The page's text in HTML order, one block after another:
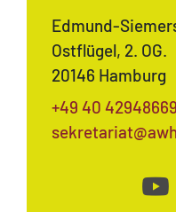
Edmund-
Ostflügel, 2. OG.
20146 Hamburg
+49 40